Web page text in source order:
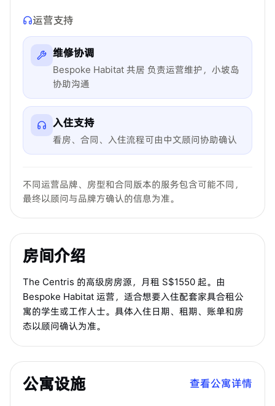
运营支持
维修协调
Bespoke Habitat 共居 负责运营维护，小坡岛
协助沟通
入住支持
看房、合同、入住流程可由中文顾问协助确认
不同运营品牌、房型和合同版本的服务包含可能不同，
最终以顾问与品牌方确认的信息为准。
房间介绍
The Centris 的高级房房源，月租 S$1550 起。由
Bespoke Habitat 运营，适合想要入住配套家具合租公
寓的学生或工作人士。具体入住日期、租期、账单和房
态以顾问确认为准。
公寓设施 查看公寓详情